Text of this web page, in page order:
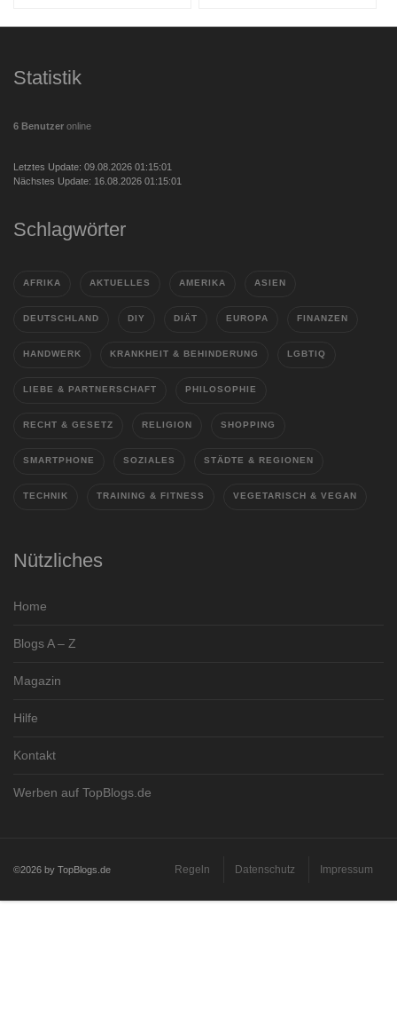
Statistik
6 Benutzer online
Letztes Update: 09.08.2026 01:15:01
Nächstes Update: 16.08.2026 01:15:01
Schlagwörter
AFRIKA AKTUELLES AMERIKA ASIEN
DEUTSCHLAND DIY DIÄT EUROPA FINANZEN
HANDWERK KRANKHEIT & BEHINDERUNG LGBTIQ
LIEBE & PARTNERSCHAFT PHILOSOPHIE
RECHT & GESETZ RELIGION SHOPPING
SMARTPHONE SOZIALES STÄDTE & REGIONEN
TECHNIK TRAINING & FITNESS VEGETARISCH & VEGAN
Nützliches
Home
Blogs A – Z
Magazin
Hilfe
Kontakt
Werben auf TopBlogs.de
©2026 by TopBlogs.de Regeln Datenschutz Impressum